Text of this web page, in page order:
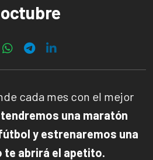
cada mes con el mejor
tendremos una maratón
y estrenaremos una
te abrirá el apetito.